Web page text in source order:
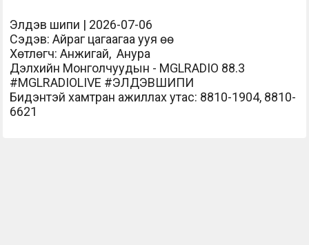
Элдэв шипи | 2026-07-06
Сэдэв: Айраг цагаагаа ууя өө
Хөтлөгч: Анжигай, Анура
Дэлхийн Монголчуудын - MGLRADIO 88.3
#MGLRADIOLIVE #ЭЛДЭВШИПИ
Бидэнтэй хамтран ажиллах утас: 8810-1904, 8810-
6621